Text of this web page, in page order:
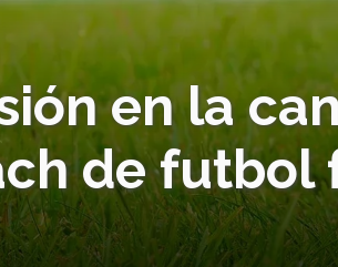
en la
de futbol